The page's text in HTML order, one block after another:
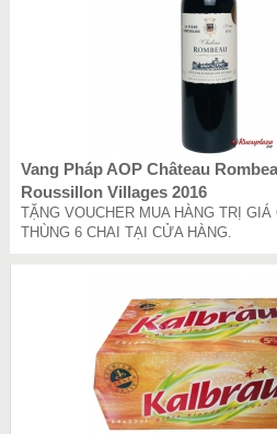
Vang Pháp AOP Château
Roussillon Villages 2016
TẶNG VOUCHER MUA HÀNG TRỊ GIÁ
THÙNG 6 CHAI TẠI CỬA HÀNG.